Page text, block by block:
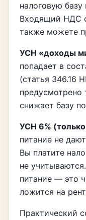
налоговую базу
Входящий НДС
также можете
УСН «доходы
попадает в
(статья 346.16
снижает базу
УСН 6%
питание не
Вы платите
не
питание — это
ложится на
Практический